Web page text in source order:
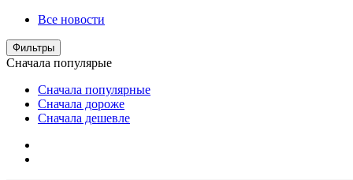
Все новости
Фильтры
Сначала популярые
Сначала популярные
Сначала дороже
Сначала дешевле